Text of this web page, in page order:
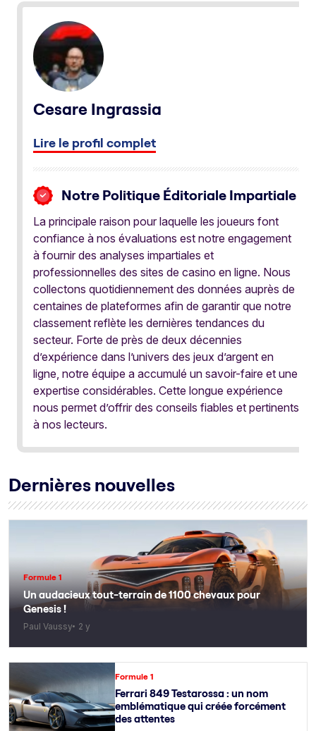
Cesare Ingrassia
Lire le profil complet
Notre Politique Éditoriale Impartiale
La principale raison pour laquelle les joueurs font
confiance à nos évaluations est notre engagement
à fournir des analyses impartiales et
professionnelles des sites de casino en ligne. Nous
collectons quotidiennement des données auprès de
centaines de plateformes afin de garantir que notre
classement reflète les dernières tendances du
secteur. Forte de près de deux décennies
d’expérience dans l’univers des jeux d’argent en
ligne, notre équipe a accumulé un savoir-faire et une
expertise considérables. Cette longue expérience
nous permet d’offrir des conseils fiables et pertinents
à nos lecteurs.
Dernières nouvelles
Formule 1
Un audacieux tout-terrain de 1100 chevaux pour
Genesis !
Paul Vaussy 2 y
Formule 1
Ferrari 849 Testarossa : un nom
emblématique qui créée forcément
des attentes